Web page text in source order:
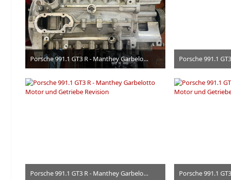
Porsche 991.1 GT3 R - Manthey Garbelotto Motor und Getriebe Revision
24. Juni 2026
Porsche 991.1 GT3 R - Manthey Garbelotto Motor und Getriebe Revision